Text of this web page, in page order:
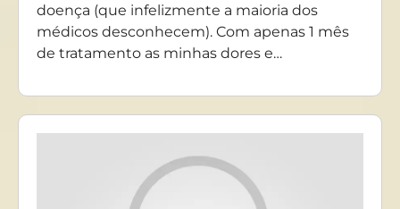
doença (que infelizmente a maioria dos
médicos desconhecem). Com apenas 1 mês
de tratamento as minhas dores e…